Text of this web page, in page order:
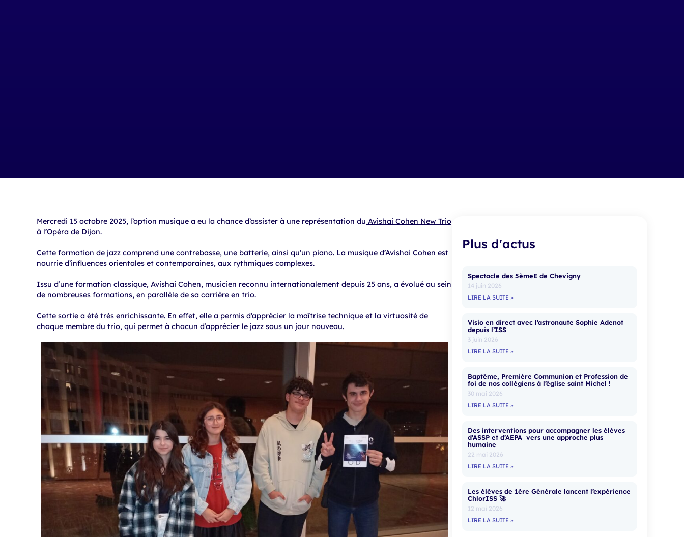
Mercredi 15 octobre 2025, l’option musique a eu la chance d’assister à une représentation du Avishai Cohen New Trio
à l’Opéra de Dijon.
Cette formation de jazz comprend une contrebasse, une batterie, ainsi qu’un piano. La musique d’Avishai Cohen est
nourrie d’influences orientales et contemporaines, aux rythmiques complexes.
Issu d’une formation classique, Avishai Cohen, musicien reconnu internationalement depuis 25 ans, a évolué au sein
de nombreuses formations, en parallèle de sa carrière en trio.
Cette sortie a été très enrichissante. En effet, elle a permis d’apprécier la maîtrise technique et la virtuosité de
chaque membre du trio, qui permet à chacun d’apprécier le jazz sous un jour nouveau.
Plus d'actus
Spectacle des 5èmeE de Chevigny
14 juin 2026
LIRE LA SUITE »
Visio en direct avec l’astronaute Sophie Adenot
depuis l’ISS
3 juin 2026
LIRE LA SUITE »
Baptême, Première Communion et Profession de
foi de nos collégiens à l’église saint Michel !
30 mai 2026
LIRE LA SUITE »
Des interventions pour accompagner les élèves
d’ASSP et d’AEPA vers une approche plus
humaine
22 mai 2026
LIRE LA SUITE »
Les élèves de 1ère Générale lancent l’expérience
ChlorISS 🚀
12 mai 2026
LIRE LA SUITE »